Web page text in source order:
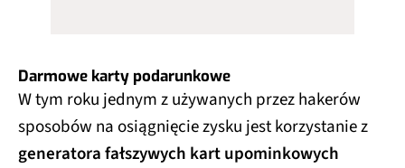
Darmowe karty podarunkowe
W tym roku jednym z używanych przez hakerów
sposobów na osiągnięcie zysku jest korzystanie z
generatora fałszywych kart upominkowych